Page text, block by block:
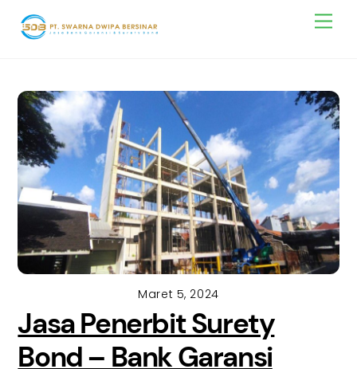
content
Maret 5, 2024
Jasa Penerbit Surety
Bond – Bank Garansi